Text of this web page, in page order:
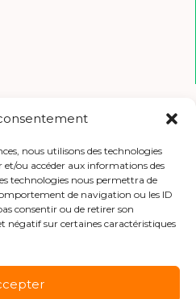
nous utilisons des technologies
et/ou accéder aux informations des
technologies nous permettra de
de navigation ou les ID
consentir ou de retirer son
négatif sur certaines caractéristiques